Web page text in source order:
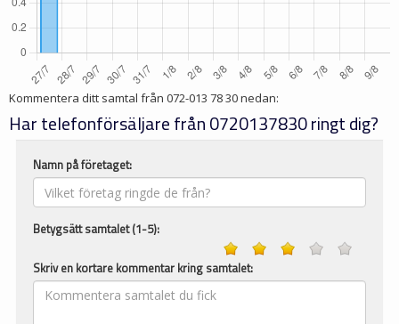
Kommentera ditt samtal från 072-013 78 30nedan:
Har telefonförsäljare från 0720137830 ringt dig?
Namn på företaget:
Betygsätt samtalet (1-5):
Skriv en kortare kommentar kring samtalet: